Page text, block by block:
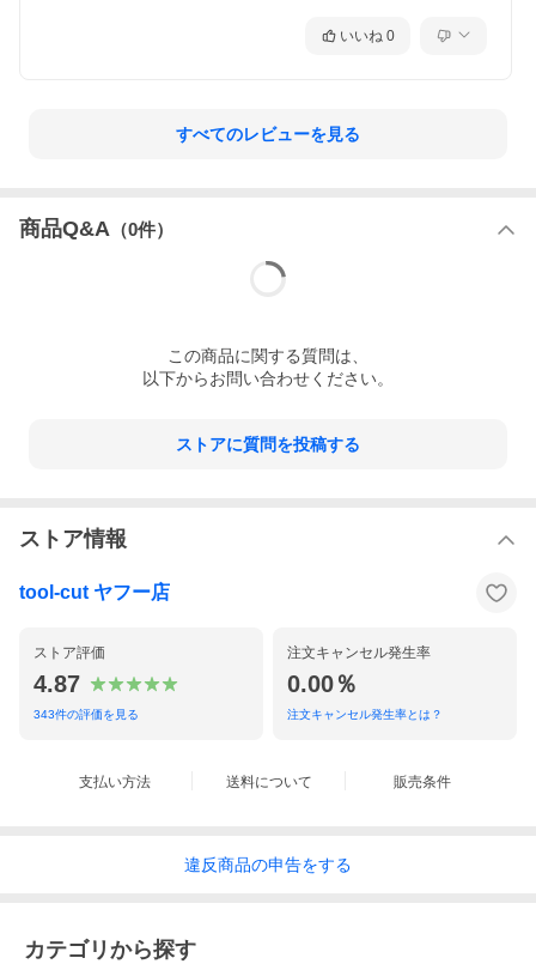
いいね 0
すべてのレビューを見る
商品Q&A （0件）
この商品に関する質問は、
以下からお問い合わせください。
ストアに質問を投稿する
ストア情報
tool-cut ヤフー店
ストア評価
4.87
343件の評価を見る
注文キャンセル発生率
0.00％
注文キャンセル発生率とは？
支払い方法 送料について 販売条件
違反商品の申告をする
カテゴリから探す